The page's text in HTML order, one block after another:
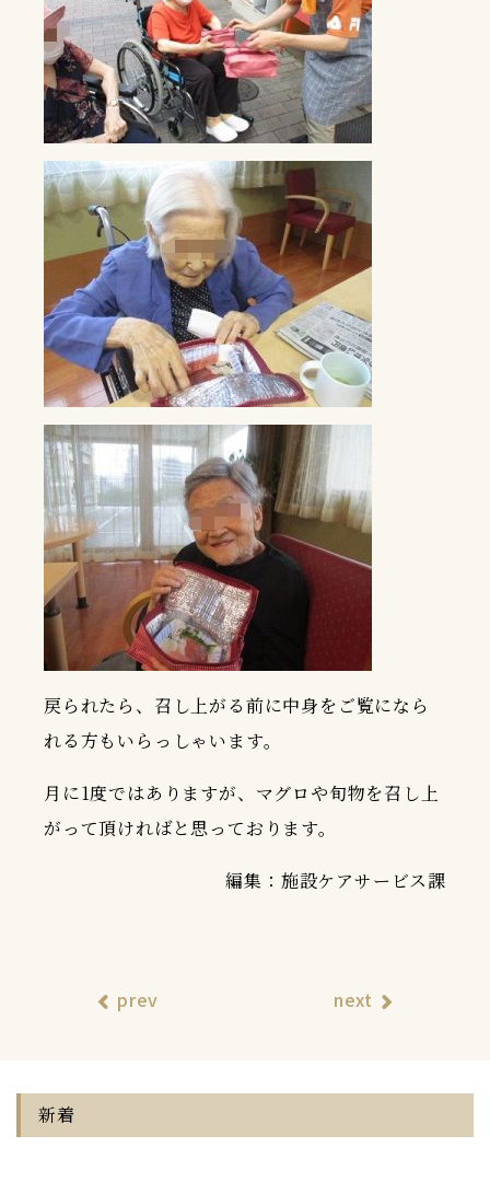
戻られたら、召し上がる前に中身をご覧になら
れる方もいらっしゃいます。
月に1度ではありますが、マグロや旬物を召し上
がって頂ければと思っております。
編集：施設ケアサービス課
prev next
新着